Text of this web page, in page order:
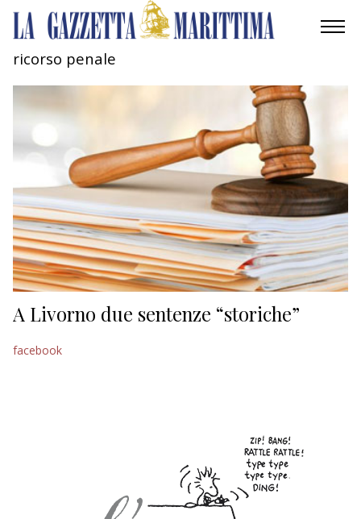
AMBIENTE
MOBILITÀ
INDUSTRIA
RICERCA
ECONOMIA
TURISMO
CULTURA
NAUTICA
ricorso penale
A Livorno due sentenze “storiche”
facebook